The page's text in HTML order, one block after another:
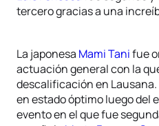
tercero gracias a una
La japonesa Mami Tanifue
actuación general con la
descalificación en
en estado óptimo luego del
evento en el que fue